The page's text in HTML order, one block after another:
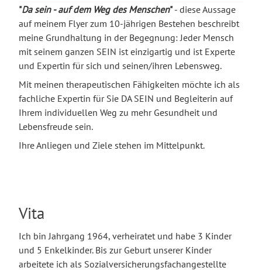
"Da sein - auf dem Weg des Menschen"- diese Aussage
auf meinem Flyer zum 10-jährigen Bestehen beschreibt
meine Grundhaltung in der Begegnung: Jeder Mensch
mit seinem ganzen SEIN ist einzigartig und ist Experte
und Expertin für sich und seinen/ihren Lebensweg.
Mit meinen therapeutischen Fähigkeiten möchte ich als
fachliche Expertin für Sie DA SEIN und Begleiterin auf
Ihrem individuellen Weg zu mehr Gesundheit und
Lebensfreude sein.
Ihre Anliegen und Ziele stehen im Mittelpunkt.
Vita
Ich bin Jahrgang 1964, verheiratet und habe 3 Kinder
und 5 Enkelkinder. Bis zur Geburt unserer Kinder
arbeitete ich als Sozialversicherungsfachangestellte